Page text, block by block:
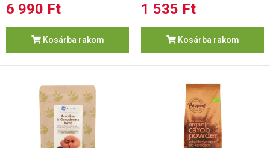
6 990 Ft
Kosárba rakom
1 535 Ft
Kosárba rakom